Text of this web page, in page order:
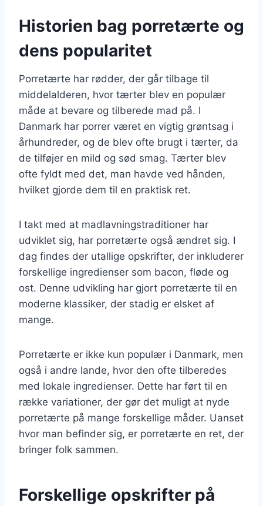
Historien bag porretærte og
dens popularitet
Porretærte har rødder, der går tilbage til
middelalderen, hvor tærter blev en populær
måde at bevare og tilberede mad på. I
Danmark har porrer været en vigtig grøntsag i
århundreder, og de blev ofte brugt i tærter, da
de tilføjer en mild og sød smag. Tærter blev
ofte fyldt med det, man havde ved hånden,
hvilket gjorde dem til en praktisk ret.
I takt med at madlavningstraditioner har
udviklet sig, har porretærte også ændret sig. I
dag findes der utallige opskrifter, der inkluderer
forskellige ingredienser som bacon, fløde og
ost. Denne udvikling har gjort porretærte til en
moderne klassiker, der stadig er elsket af
mange.
Porretærte er ikke kun populær i Danmark, men
også i andre lande, hvor den ofte tilberedes
med lokale ingredienser. Dette har ført til en
række variationer, der gør det muligt at nyde
porretærte på mange forskellige måder. Uanset
hvor man befinder sig, er porretærte en ret, der
bringer folk sammen.
Forskellige opskrifter på